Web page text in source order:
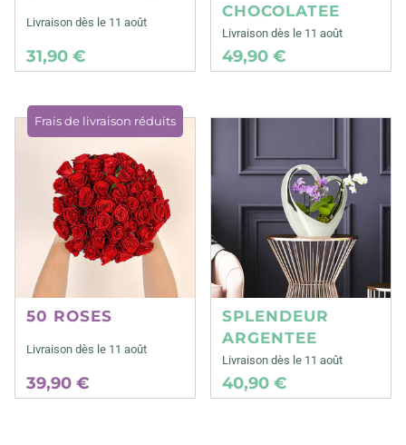
Livraison dès le 11 août
31,90 €
CHOCOLATEE
Livraison dès le 11 août
49,90 €
Frais de livraison réduits
50 ROSES
Livraison dès le 11 août
39,90 €
SPLENDEUR
ARGENTEE
Livraison dès le 11 août
40,90 €